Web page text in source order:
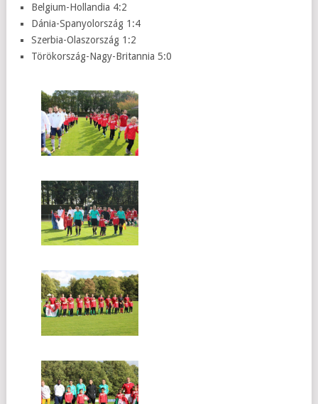
Belgium-Hollandia 4:2
Dánia-Spanyolország 1:4
Szerbia-Olaszország 1:2
Törökország-Nagy-Britannia 5:0